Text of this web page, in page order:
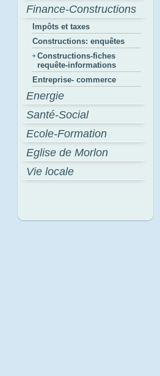
Finance-Constructions
Impôts et taxes
Constructions: enquêtes
Constructions-fiches
requête-informations
Entreprise- commerce
Energie
Santé-Social
Ecole-Formation
Eglise de Morlon
Vie locale